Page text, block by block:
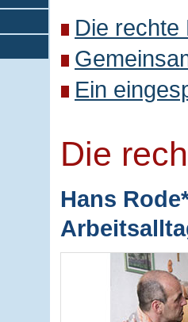
Die rechte
Ein
Die
Hans